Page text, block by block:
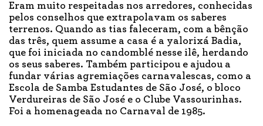
Eram muito respeitadas nos arredores, conhecidas
pelos conselhos que extrapolavam os saberes
terrenos. Quando as tias faleceram, com a bênção
das três, quem assume a casa é a yalorixá Badia,
que foi iniciada no candomblé nesse ilê, herdando
os seus saberes. Também participou e ajudou a
fundar várias agremiações carnavalescas, como a
Escola de Samba Estudantes de São José, o bloco
Verdureiras de São José e o Clube Vassourinhas.
Foi a homenageada no Carnaval de 1985.